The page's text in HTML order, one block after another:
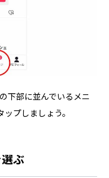
下部に並んでいるメニ
プしましょう。
ぶ